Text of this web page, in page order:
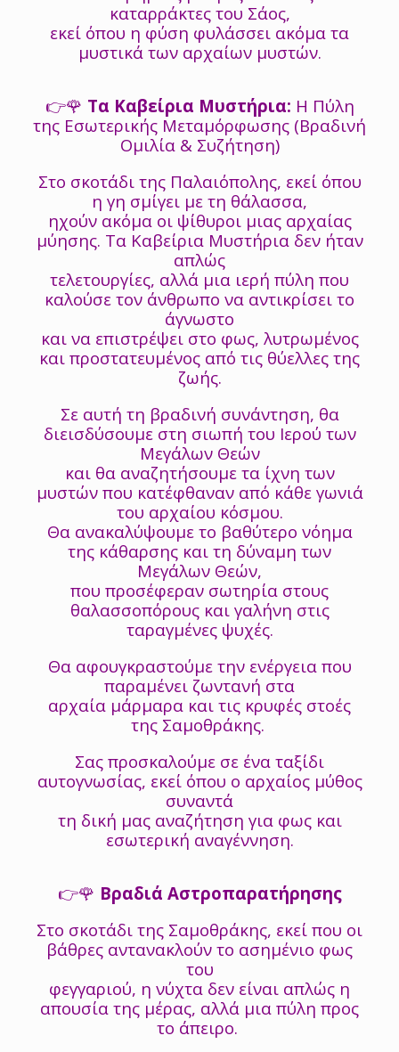
καταρράκτες του Σάος,
εκεί όπου η φύση φυλάσσει ακόμα τα
μυστικά των αρχαίων μυστών.
👉🌹 Τα Καβείρια Μυστήρια: Η Πύλη
της Εσωτερικής Μεταμόρφωσης (Βραδινή
Ομιλία & Συζήτηση)
Στο σκοτάδι της Παλαιόπολης, εκεί όπου
η γη σμίγει με τη θάλασσα,
ηχούν ακόμα οι ψίθυροι μιας αρχαίας
μύησης. Τα Καβείρια Μυστήρια δεν ήταν
απλώς
τελετουργίες, αλλά μια ιερή πύλη που
καλούσε τον άνθρωπο να αντικρίσει το
άγνωστο
και να επιστρέψει στο φως, λυτρωμένος
και προστατευμένος από τις θύελλες της
ζωής.
Σε αυτή τη βραδινή συνάντηση, θα
διεισδύσουμε στη σιωπή του Ιερού των
Μεγάλων Θεών
και θα αναζητήσουμε τα ίχνη των
μυστών που κατέφθαναν από κάθε γωνιά
του αρχαίου κόσμου.
Θα ανακαλύψουμε το βαθύτερο νόημα
της κάθαρσης και τη δύναμη των
Μεγάλων Θεών,
που προσέφεραν σωτηρία στους
θαλασσοπόρους και γαλήνη στις
ταραγμένες ψυχές.
Θα αφουγκραστούμε την ενέργεια που
παραμένει ζωντανή στα
αρχαία μάρμαρα και τις κρυφές στοές
της Σαμοθράκης.
Σας προσκαλούμε σε ένα ταξίδι
αυτογνωσίας, εκεί όπου ο αρχαίος μύθος
συναντά
τη δική μας αναζήτηση για φως και
εσωτερική αναγέννηση.
👉🌹 Βραδιά Αστροπαρατήρησης
Στο σκοτάδι της Σαμοθράκης, εκεί που οι
βάθρες αντανακλούν το ασημένιο φως
του
φεγγαριού, η νύχτα δεν είναι απλώς η
απουσία της μέρας, αλλά μια πύλη προς
το άπειρο.